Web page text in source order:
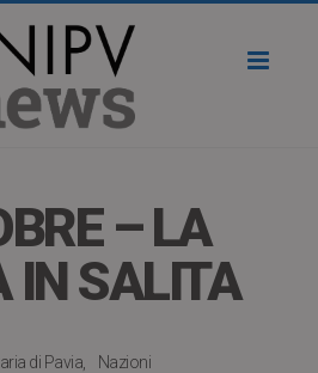
– LA
IN SALITA
di Pavia
Nazioni